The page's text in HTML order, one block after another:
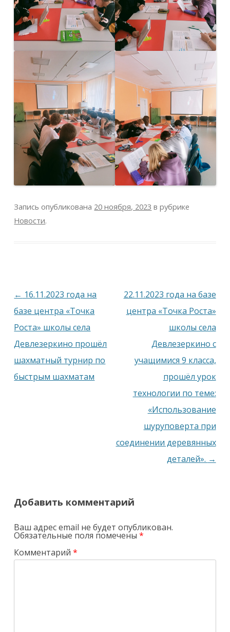
Запись опубликована 20 ноября, 2023 в рубрике
Новости.
Навигация
по
записям
← 16.11.2023 года на
базе центра «Точка
Роста» школы села
Девлезеркино прошёл
шахматный турнир по
быстрым шахматам
22.11.2023 года на базе
центра «Точка Роста»
школы села
Девлезеркино с
учащимися 9 класса,
прошёл урок
технологии по теме:
«Использование
шуруповерта при
соединении деревянных
деталей». →
Добавить комментарий
Ваш адрес email не будет опубликован.
Обязательные поля помечены*
Комментарий*